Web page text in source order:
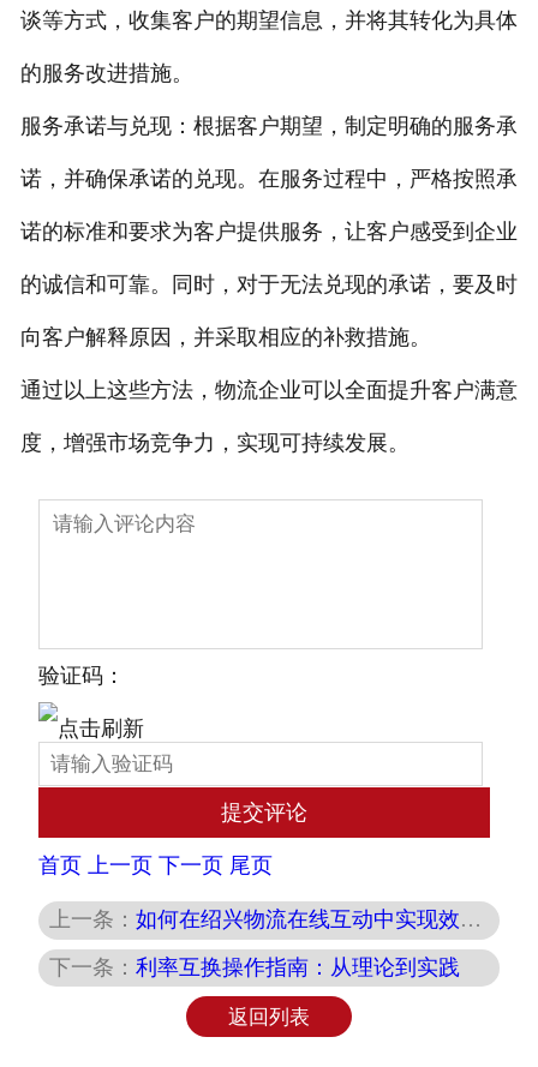
谈等方式，收集客户的期望信息，并将其转化为具体
的服务改进措施。
服务承诺与兑现：根据客户期望，制定明确的服务承
诺，并确保承诺的兑现。在服务过程中，严格按照承
诺的标准和要求为客户提供服务，让客户感受到企业
的诚信和可靠。同时，对于无法兑现的承诺，要及时
向客户解释原因，并采取相应的补救措施。
通过以上这些方法，物流企业可以全面提升客户满意
度，增强市场竞争力，实现可持续发展。
验证码：
首页 上一页 下一页 尾页
上一条： 如何在绍兴物流在线互动中实现效率与个性化的双赢
下一条： 利率互换操作指南：从理论到实践
返回列表